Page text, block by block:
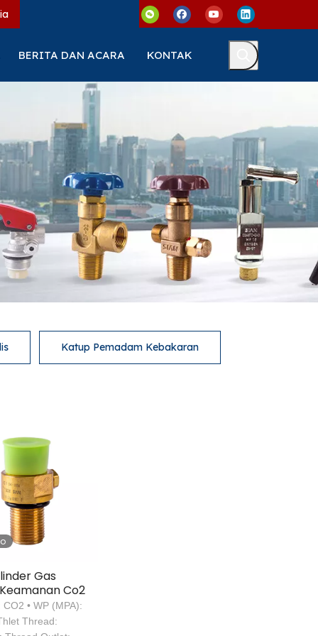
BERITA DAN ACARA KONTAK
Katup Pemadam Kebakaran
Gas
Co2
CO2 • WP (MPA):
Thread: